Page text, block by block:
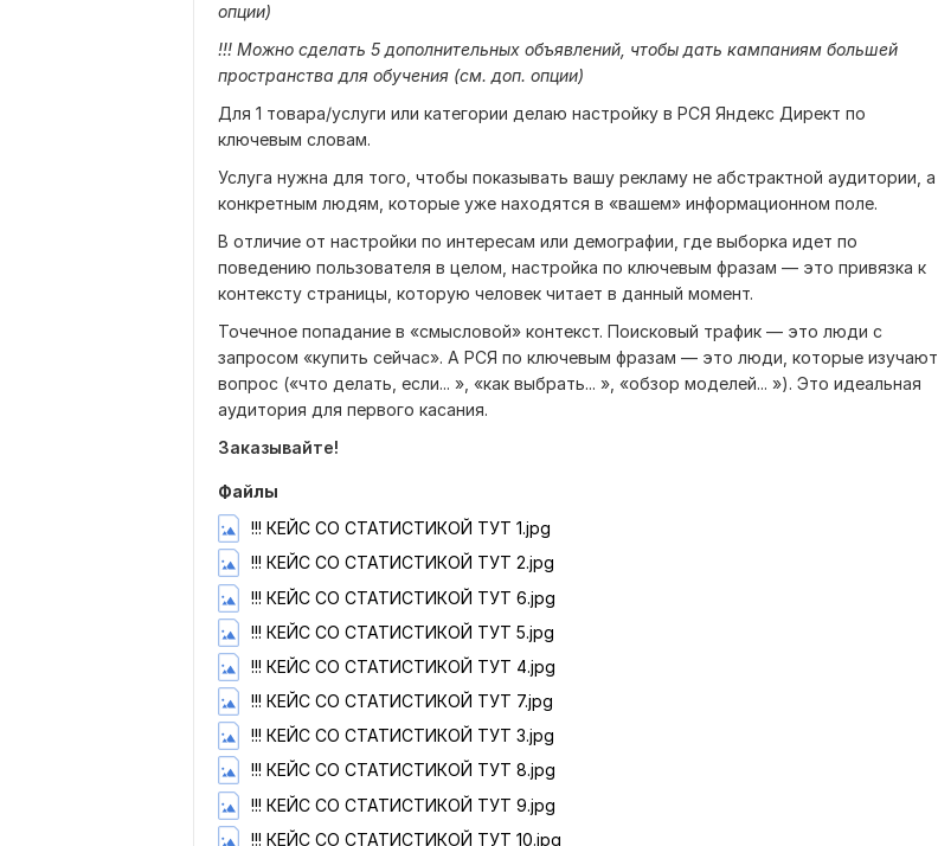
опции)
!!! Можно сделать 5 дополнительных объявлений, чтобы дать кампаниям большей
пространства для обучения (см. доп. опции)
Для 1 товара/услуги или категории делаю настройку в РСЯ Яндекс Директ по
ключевым словам.
Услуга нужна для того, чтобы показывать вашу рекламу не абстрактной аудитории, а
конкретным людям, которые уже находятся в «вашем» информационном поле.
В отличие от настройки по интересам или демографии, где выборка идет по
поведению пользователя в целом, настройка по ключевым фразам — это привязка к
контексту страницы, которую человек читает в данный момент.
Точечное попадание в «смысловой» контекст. Поисковый трафик — это люди с
запросом «купить сейчас». А РСЯ по ключевым фразам — это люди, которые изучают
вопрос («что делать, если... », «как выбрать... », «обзор моделей... »). Это идеальная
аудитория для первого касания.
Заказывайте!
Файлы
!!! КЕЙС СО СТАТИСТИКОЙ ТУТ 1.jpg
!!! КЕЙС СО СТАТИСТИКОЙ ТУТ 2.jpg
!!! КЕЙС СО СТАТИСТИКОЙ ТУТ 6.jpg
!!! КЕЙС СО СТАТИСТИКОЙ ТУТ 5.jpg
!!! КЕЙС СО СТАТИСТИКОЙ ТУТ 4.jpg
!!! КЕЙС СО СТАТИСТИКОЙ ТУТ 7.jpg
!!! КЕЙС СО СТАТИСТИКОЙ ТУТ 3.jpg
!!! КЕЙС СО СТАТИСТИКОЙ ТУТ 8.jpg
!!! КЕЙС СО СТАТИСТИКОЙ ТУТ 9.jpg
!!! КЕЙС СО СТАТИСТИКОЙ ТУТ 10.jpg